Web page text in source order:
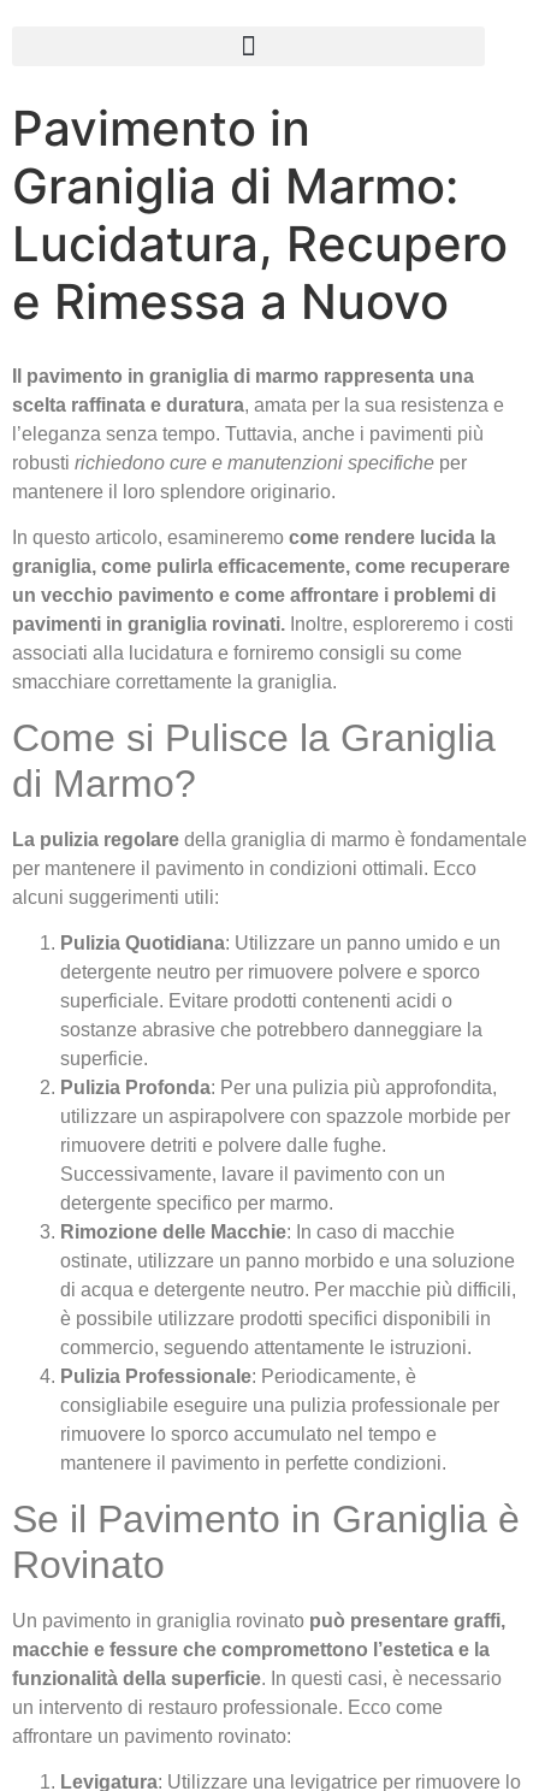
Pavimento in
Graniglia di Marmo:
Lucidatura, Recupero
e Rimessa a Nuovo
Il pavimento in graniglia di marmo rappresenta una
scelta raffinata e duratura, amata per la sua resistenza e
l’eleganza senza tempo. Tuttavia, anche i pavimenti più
robusti richiedono cure e manutenzioni specifiche per
mantenere il loro splendore originario.
In questo articolo, esamineremo come rendere lucida la
graniglia, come pulirla efficacemente, come recuperare
un vecchio pavimento e come affrontare i problemi di
pavimenti in graniglia rovinati. Inoltre, esploreremo i costi
associati alla lucidatura e forniremo consigli su come
smacchiare correttamente la graniglia.
Come si Pulisce la Graniglia
di Marmo?
La pulizia regolare della graniglia di marmo è fondamentale
per mantenere il pavimento in condizioni ottimali. Ecco
alcuni suggerimenti utili:
Pulizia Quotidiana: Utilizzare un panno umido e un
detergente neutro per rimuovere polvere e sporco
superficiale. Evitare prodotti contenenti acidi o
sostanze abrasive che potrebbero danneggiare la
superficie.
Pulizia Profonda: Per una pulizia più approfondita,
utilizzare un aspirapolvere con spazzole morbide per
rimuovere detriti e polvere dalle fughe.
Successivamente, lavare il pavimento con un
detergente specifico per marmo.
Rimozione delle Macchie: In caso di macchie
ostinate, utilizzare un panno morbido e una soluzione
di acqua e detergente neutro. Per macchie più difficili,
è possibile utilizzare prodotti specifici disponibili in
commercio, seguendo attentamente le istruzioni.
Pulizia Professionale: Periodicamente, è
consigliabile eseguire una pulizia professionale per
rimuovere lo sporco accumulato nel tempo e
mantenere il pavimento in perfette condizioni.
Se il Pavimento in Graniglia è
Rovinato
Un pavimento in graniglia rovinato può presentare graffi,
macchie e fessure che compromettono l’estetica e la
funzionalità della superficie. In questi casi, è necessario
un intervento di restauro professionale. Ecco come
affrontare un pavimento rovinato:
Levigatura: Utilizzare una levigatrice per rimuovere lo